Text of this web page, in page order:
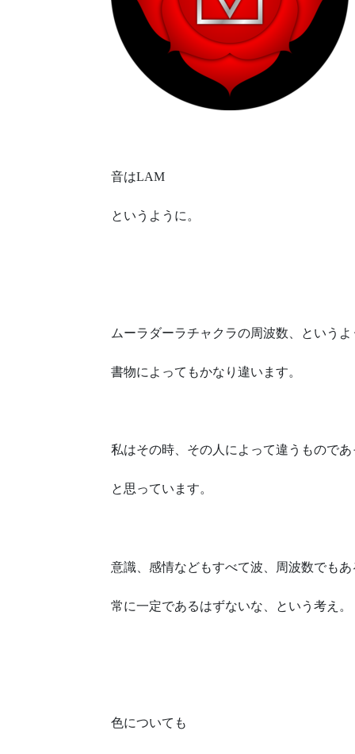
音はLAM
というように。
ムーラダーラチャクラの周波数、という
書物によってもかなり違います。
私はその時、その人によって違うもので
と思っています。
意識、感情などもすべて波、周波数でもあ
常に一定であるはずないな、という考え。
色についても